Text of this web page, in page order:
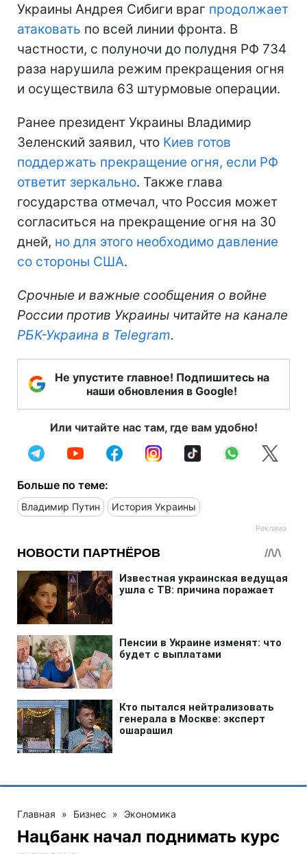
Украины Андрея Сибиги враг продолжает
атаковать по всей линии фронта. В
частности, с полуночи до полудня РФ 734
раза нарушила режим прекращения огня
и осуществила 63 штурмовые операции.
Ранее президент Украины Владимир
Зеленский заявил, что Киев готов
поддержать прекращение огня, если РФ
ответит зеркально. Также глава
государства отмечал, что Россия может
согласиться на прекращение огня на 30
дней, но для этого необходимо давление
со стороны США.
Срочные и важные сообщения о войне
России против Украины читайте на канале
РБК-Украина в Telegram.
Не упустите главное! Подпишитесь на
наши обновления в Google!
Или читайте нас там, где вам удобно!
Больше по теме:
Владимир Путин История Украины
Главная » Бизнес » Экономика
Нацбанк начал поднимать курс